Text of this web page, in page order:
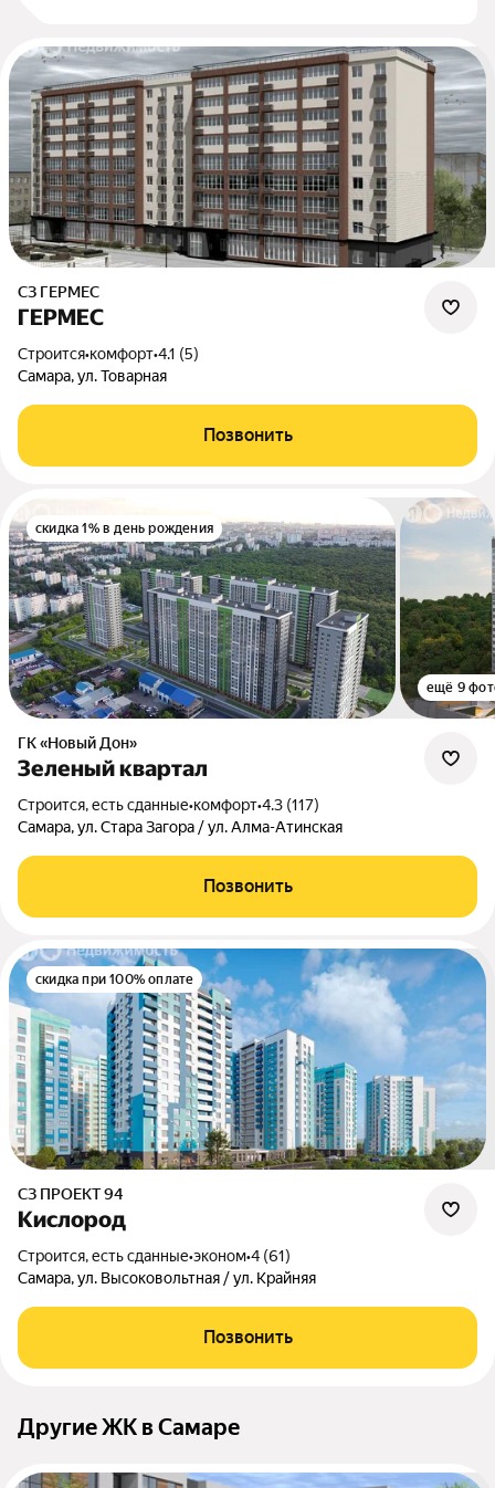
СЗ ГЕРМЕС
ГЕРМЕС
Строится•комфорт•4.1 (5)
Самара, ул. Товарная
Позвонить
скидка 1% в день рождения
ещё 9
ГК «Новый Дон»
Зеленый квартал
Строится, есть сданные•комфорт•4.3 (117)
Самара, ул. Стара Загора / ул. Алма-Атинская
Позвонить
скидка при 100% оплате
СЗ ПРОЕКТ 94
Кислород
Строится, есть сданные•эконом•4 (61)
Самара, ул. Высоковольтная / ул. Крайняя
Позвонить
Другие ЖК в Самаре